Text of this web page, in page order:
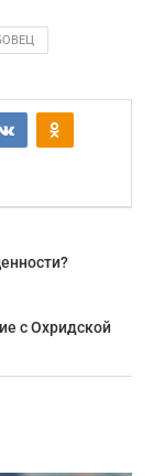
с Охридской